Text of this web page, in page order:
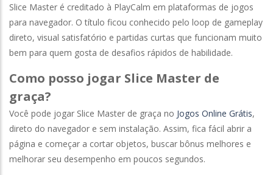
Slice Master é creditado à PlayCalm em plataformas de jogos
para navegador. O título ficou conhecido pelo loop de gameplay
direto, visual satisfatório e partidas curtas que funcionam muito
bem para quem gosta de desafios rápidos de habilidade.
Como posso jogar Slice Master de
graça?
Você pode jogar Slice Master de graça no Jogos Online Grátis,
direto do navegador e sem instalação. Assim, fica fácil abrir a
página e começar a cortar objetos, buscar bônus melhores e
melhorar seu desempenho em poucos segundos.